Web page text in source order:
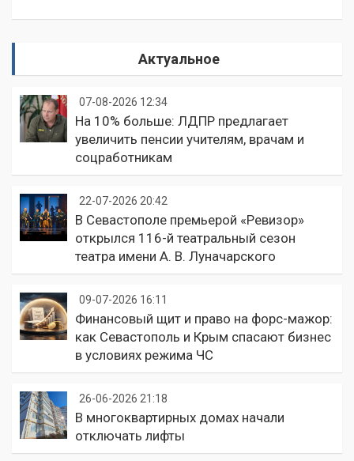
Актуальное
07-08-2026 12:34
На 10% больше: ЛДПР предлагает
увеличить пенсии учителям, врачам и
соцработникам
22-07-2026 20:42
В Севастополе премьерой «Ревизор»
открылся 116-й театральный сезон
театра имени А. В. Луначарского
09-07-2026 16:11
Финансовый щит и право на форс-мажор:
как Севастополь и Крым спасают бизнес
в условиях режима ЧС
26-06-2026 21:18
В многоквартирных домах начали
отключать лифты